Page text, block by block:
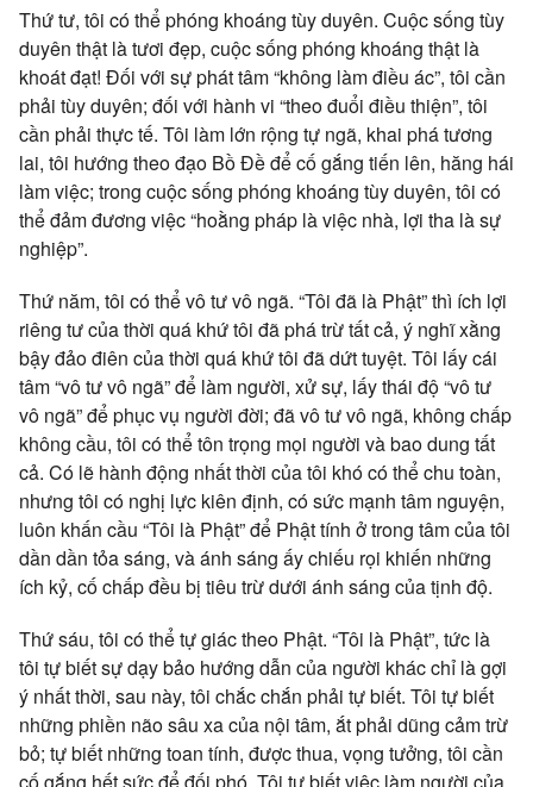
Thứ tư, tôi có thể phóng khoáng tùy duyên. Cuộc sống tùy
duyên thật là tươi đẹp, cuộc sống phóng khoáng thật là
khoát đạt! Đối với sự phát tâm “không làm điều ác”, tôi cần
phải tùy duyên; đối với hành vi “theo đuổi điều thiện”, tôi
cần phải thực tế. Tôi làm lớn rộng tự ngã, khai phá tương
lai, tôi hướng theo đạo Bồ Đề để cố gắng tiến lên, hăng hái
làm việc; trong cuộc sống phóng khoáng tùy duyên, tôi có
thể đảm đương việc “hoằng pháp là việc nhà, lợi tha là sự
nghiệp”.
Thứ năm, tôi có thể vô tư vô ngã. “Tôi đã là Phật” thì ích lợi
riêng tư của thời quá khứ tôi đã phá trừ tất cả, ý nghĩ xằng
bậy đảo điên của thời quá khứ tôi đã dứt tuyệt. Tôi lấy cái
tâm “vô tư vô ngã” để làm người, xử sự, lấy thái độ “vô tư
vô ngã” để phục vụ người đời; đã vô tư vô ngã, không chấp
không cầu, tôi có thể tôn trọng mọi người và bao dung tất
cả. Có lẽ hành động nhất thời của tôi khó có thể chu toàn,
nhưng tôi có nghị lực kiên định, có sức mạnh tâm nguyện,
luôn khấn cầu “Tôi là Phật” để Phật tính ở trong tâm của tôi
dần dần tỏa sáng, và ánh sáng ấy chiếu rọi khiến những
ích kỷ, cố chấp đều bị tiêu trừ dưới ánh sáng của tịnh độ.
Thứ sáu, tôi có thể tự giác theo Phật. “Tôi là Phật”, tức là
tôi tự biết sự dạy bảo hướng dẫn của người khác chỉ là gợi
ý nhất thời, sau này, tôi chắc chắn phải tự biết. Tôi tự biết
những phiền não sâu xa của nội tâm, ắt phải dũng cảm trừ
bỏ; tự biết những toan tính, được thua, vọng tưởng, tôi cần